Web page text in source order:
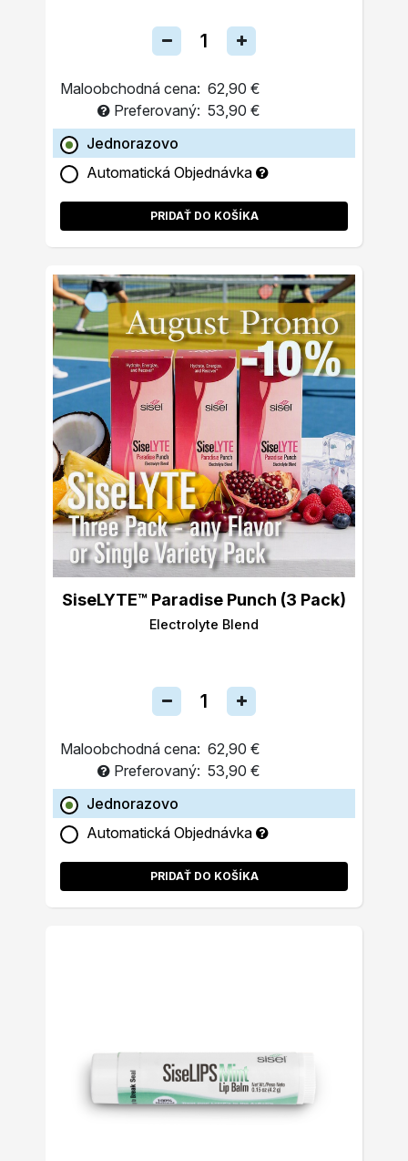
Maloobchodná cena: 62,90 €
Preferovaný: 53,90 €
Jednorazovo
Automatická Objednávka
PRIDAŤ DO KOŠÍKA
SiseLYTE™ Paradise Punch (3 Pack)
Electrolyte Blend
Maloobchodná cena: 62,90 €
Preferovaný: 53,90 €
Jednorazovo
Automatická Objednávka
PRIDAŤ DO KOŠÍKA